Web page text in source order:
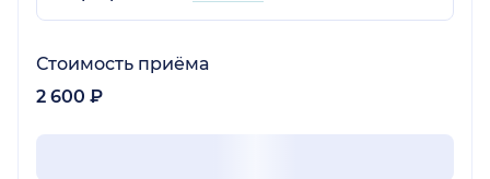
Стоимость приёма
2 600 ₽